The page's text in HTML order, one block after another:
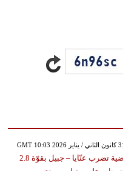
هزة أرضية تضرب عنّايا – جبيل بقوّة 2.8